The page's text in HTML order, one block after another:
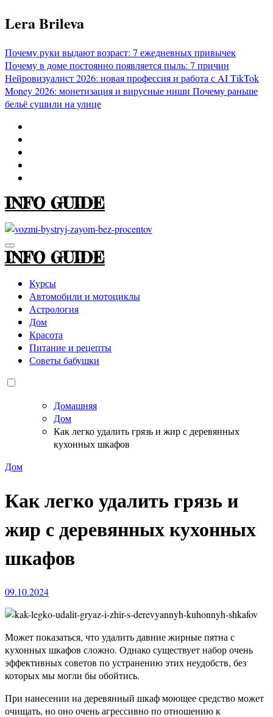
Перейти
к
Lera Brileva
Почему руки выдают возраст: 7 ежедневных привычек
Почему в доме постоянно появляется пыль: 7 причин
Нейровизуалист 2026: новая профессия и работа с AITikTok
Money 2026: монетизация и вирусные ниши Почему раньше
бельё сушили на улице
INFO GUIDE
INFO GUIDE
Курсы
Автомобили и мотоциклы
Астрология
Дом
Красота
Питание и рецепты
Советы бабушки
Домашняя
Дом
Как легко удалить грязь и жир с деревянных
кухонных шкафов
Дом
Как легко удалить грязь и
жир с деревянных кухонных
шкафов
09.10.2024
Может показаться, что удалить давние жирные пятна с
кухонных шкафов сложно. Однако существует набор очень
эффективных советов по устранению этих неудобств, без
которых мы могли бы обойтись.
При нанесении на деревянный шкаф моющее средство может
очищать, но оно очень агрессивно по отношению к